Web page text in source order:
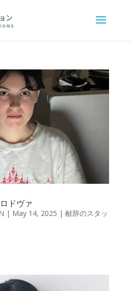
ドヴァ
| May 14, 2025 | 献辞のスタッ